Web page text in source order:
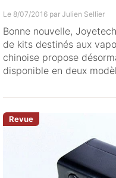
Le 8/07/2016 par Julien Sellier
Bonne nouvelle,
de kits destinés aux
chinoise propose
disponible en deux